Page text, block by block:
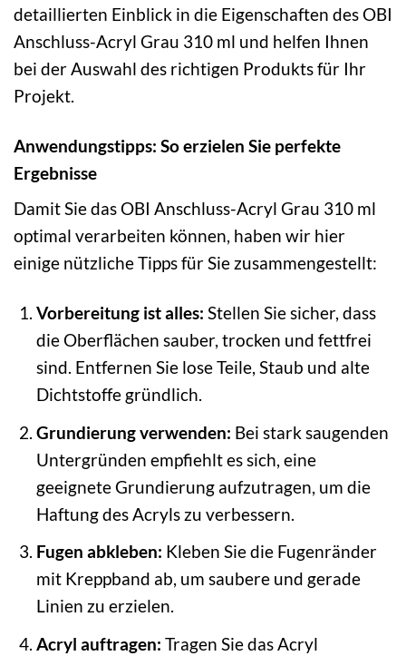
detaillierten Einblick in die Eigenschaften des OBI
Anschluss-Acryl Grau 310 ml und helfen Ihnen
bei der Auswahl des richtigen Produkts für Ihr
Projekt.
Anwendungstipps: So erzielen Sie perfekte
Ergebnisse
Damit Sie das OBI Anschluss-Acryl Grau 310 ml
optimal verarbeiten können, haben wir hier
einige nützliche Tipps für Sie zusammengestellt:
Vorbereitung ist alles: Stellen Sie sicher, dass
die Oberflächen sauber, trocken und fettfrei
sind. Entfernen Sie lose Teile, Staub und alte
Dichtstoffe gründlich.
Grundierung verwenden: Bei stark saugenden
Untergründen empfiehlt es sich, eine
geeignete Grundierung aufzutragen, um die
Haftung des Acryls zu verbessern.
Fugen abkleben: Kleben Sie die Fugenränder
mit Kreppband ab, um saubere und gerade
Linien zu erzielen.
Acryl auftragen: Tragen Sie das Acryl